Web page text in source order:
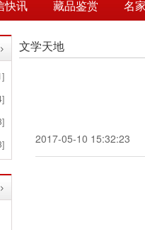
快讯 藏品鉴赏 名
文学天地
2017-05-10 15:32:23